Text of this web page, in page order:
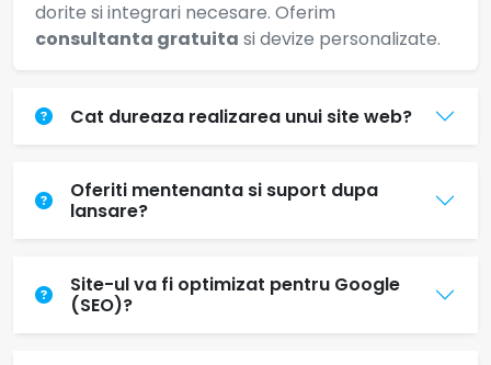
dorite si integrari necesare. Oferim
consultanta gratuita si devize personalizate.
Cat dureaza realizarea unui site web?
Oferiti mentenanta si suport dupa
lansare?
Site-ul va fi optimizat pentru Google
(SEO)?